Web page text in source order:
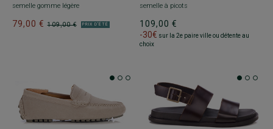
semelle gomme légère
109,00 €
79,00 € PRIX D'ÉTÉ
semelle à picots
109,00 €
-30€ sur la 2e paire ville ou détente au
choix